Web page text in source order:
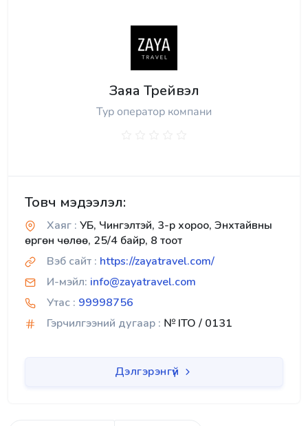
Заяа Трейвэл
Тур оператор компани
Товч мэдээлэл:
Хаяг : УБ, Чингэлтэй, 3-р хороо, Энхтайвны
өргөн чөлөө, 25/4 байр, 8 тоот
Вэб сайт : https://zayatravel.com/
И-мэйл: info@zayatravel.com
Утас : 99998756
Гэрчилгээний дугаар : № ITO / 0131
Дэлгэрэнгүй